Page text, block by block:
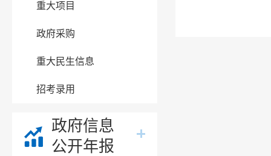
重大项目
政府采购
重大民生信息
招考录用
政府信息
公开年报